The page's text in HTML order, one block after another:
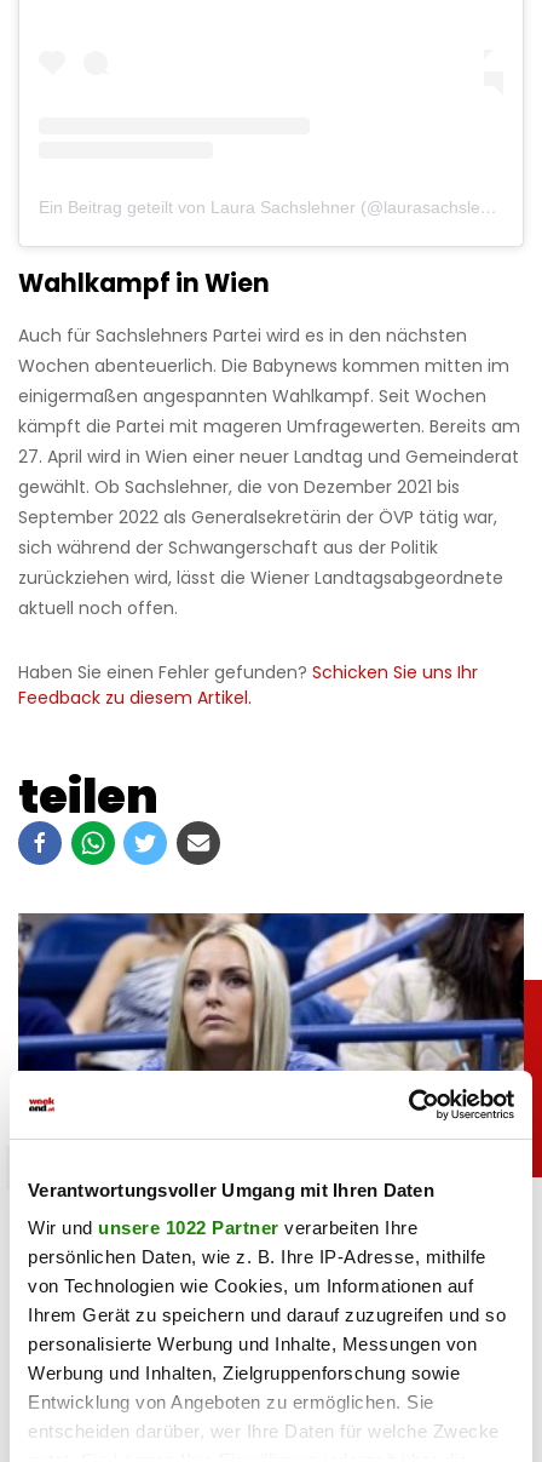
Verantwortungsvoller Umgang mit Ihren Daten
Wir und unsere 1022 Partner verarbeiten Ihre
persönlichen Daten, wie z. B. Ihre IP-Adresse, mithilfe
von Technologien wie Cookies, um Informationen auf
Ihrem Gerät zu speichern und darauf zuzugreifen und so
personalisierte Werbung und Inhalte, Messungen von
Werbung und Inhalten, Zielgruppenforschung sowie
Entwicklung von Angeboten zu ermöglichen. Sie
entscheiden darüber, wer Ihre Daten für welche Zwecke
Ein Beitrag geteilt von Laura Sachslehner (@laurasachslehner)
Wahlkampf in Wien
Auch für Sachslehners Partei wird es in den nächsten
Wochen abenteuerlich. Die Babynews kommen mitten im
einigermaßen angespannten Wahlkampf. Seit Wochen
kämpft die Partei mit mageren Umfragewerten. Bereits am
27. April wird in Wien einer neuer Landtag und Gemeinderat
gewählt. Ob Sachslehner, die von Dezember 2021 bis
September 2022 als Generalsekretärin der ÖVP tätig war,
sich während der Schwangerschaft aus der Politik
zurückziehen wird, lässt die Wiener Landtagsabgeordnete
aktuell noch offen.
Haben Sie einen Fehler gefunden? Schicken Sie uns Ihr
Feedback zu diesem Artikel.
teilen
Heiß: Lindsey Vonn zeigt Traumfigur im Urlaub
06.08.2026 UM 09:28, JOVANA BOROJEVIC
Lindsey Vonn begeistert mit einem neuen Urlaubsfoto. Im
roten Bikini zeigt die Ski-Legende ihre Traumfigur und
genießt entspannte Stunden am Meer.